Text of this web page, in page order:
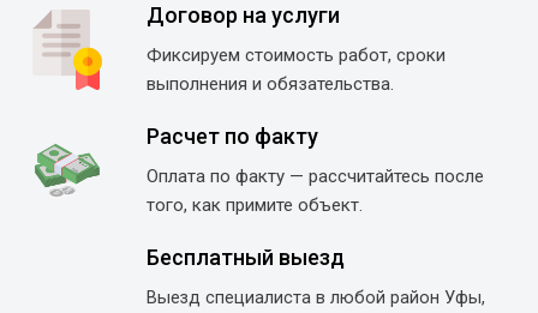
Договор на услуги
Фиксируем стоимость работ, сроки
выполнения и обязательства.
Расчет по факту
Оплата по факту — рассчитайтесь после
того, как примите объект.
Бесплатный выезд
Выезд специалиста в любой район Уфы,